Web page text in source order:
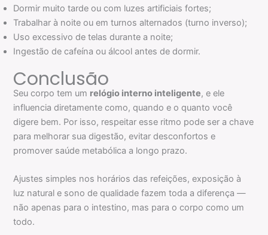
Dormir muito tarde ou com luzes artificiais fortes;
Trabalhar à noite ou em turnos alternados (turno inverso);
Uso excessivo de telas durante a noite;
Ingestão de cafeína ou álcool antes de dormir.
Conclusão
Seu corpo tem um relógio interno inteligente, e ele
influencia diretamente como, quando e o quanto você
digere bem. Por isso, respeitar esse ritmo pode ser a chave
para melhorar sua digestão, evitar desconfortos e
promover saúde metabólica a longo prazo.
Ajustes simples nos horários das refeições, exposição à
luz natural e sono de qualidade fazem toda a diferença —
não apenas para o intestino, mas para o corpo como um
todo.